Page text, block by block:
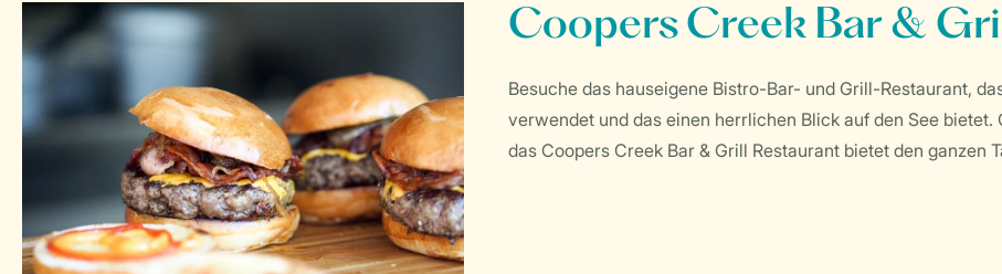
Coopers Creek Bar &
Besuche das hauseigene Bistro-Bar- und Grill-Restaurant,
verwendet und das einen herrlichen Blick auf den See
das Coopers Creek Bar & Grill Restaurant bietet den ganzen